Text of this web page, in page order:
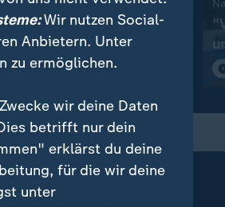
| heute 19:00 Uhr
Desinformation
Landtagswahlen
Video 2:03
Wir nutzen Social-
Anbietern. Unter
zu ermöglichen.
wir deine Daten
betrifft nur dein
erklärst du deine
für die wir deine
unter